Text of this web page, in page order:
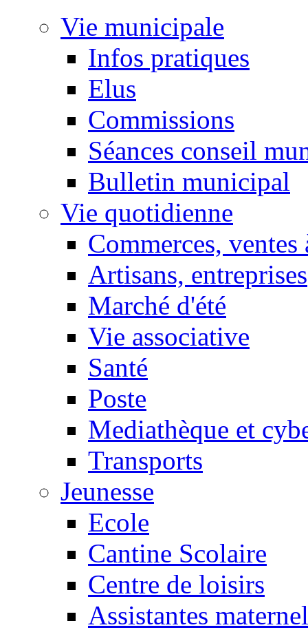
Vie municipale
Infos pratiques
Elus
Commissions
Séances conseil
Bulletin municipal
Vie quotidienne
Commerces, ventes
Artisans, entreprises
Marché d'été
Vie associative
Santé
Poste
Mediathèque et
Transports
Jeunesse
Ecole
Cantine Scolaire
Centre de loisirs
Assistantes